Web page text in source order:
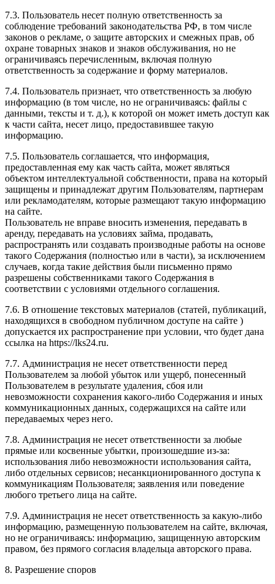
7.3. Пользователь несет полную ответственность за
соблюдение требований законодательства РФ, в том числе
законов о рекламе, о защите авторских и смежных прав, об
охране товарных знаков и знаков обслуживания, но не
ограничиваясь перечисленным, включая полную
ответственность за содержание и форму материалов.
7.4. Пользователь признает, что ответственность за любую
информацию (в том числе, но не ограничиваясь: файлы с
данными, тексты и т. д.), к которой он может иметь доступ как
к части сайта, несет лицо, предоставившее такую
информацию.
7.5. Пользователь соглашается, что информация,
предоставленная ему как часть сайта, может являться
объектом интеллектуальной собственности, права на который
защищены и принадлежат другим Пользователям, партнерам
или рекламодателям, которые размещают такую информацию
на сайте.
Пользователь не вправе вносить изменения, передавать в
аренду, передавать на условиях займа, продавать,
распространять или создавать производные работы на основе
такого Содержания (полностью или в части), за исключением
случаев, когда такие действия были письменно прямо
разрешены собственниками такого Содержания в
соответствии с условиями отдельного соглашения.
7.6. В отношение текстовых материалов (статей, публикаций,
находящихся в свободном публичном доступе на сайте )
допускается их распространение при условии, что будет дана
ссылка на https://lks24.ru.
7.7. Администрация не несет ответственности перед
Пользователем за любой убыток или ущерб, понесенный
Пользователем в результате удаления, сбоя или
невозможности сохранения какого-либо Содержания и иных
коммуникационных данных, содержащихся на сайте или
передаваемых через него.
7.8. Администрация не несет ответственности за любые
прямые или косвенные убытки, произошедшие из-за:
использования либо невозможности использования сайта,
либо отдельных сервисов; несанкционированного доступа к
коммуникациям Пользователя; заявления или поведение
любого третьего лица на сайте.
7.9. Администрация не несет ответственность за какую-либо
информацию, размещенную пользователем на сайте, включая,
но не ограничиваясь: информацию, защищенную авторским
правом, без прямого согласия владельца авторского права.
8. Разрешение споров